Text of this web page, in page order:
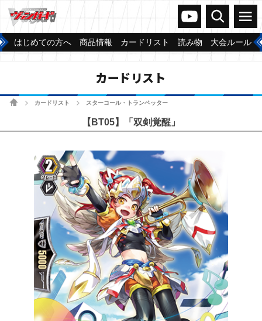
ヴァンガードch
検索 メニュー
はじめての方へ 商品情報 カードリスト 読み物 大会ルール
カードリスト
ホームカードリスト スターコール・トランペッター
【BT05】「双剣覚醒」